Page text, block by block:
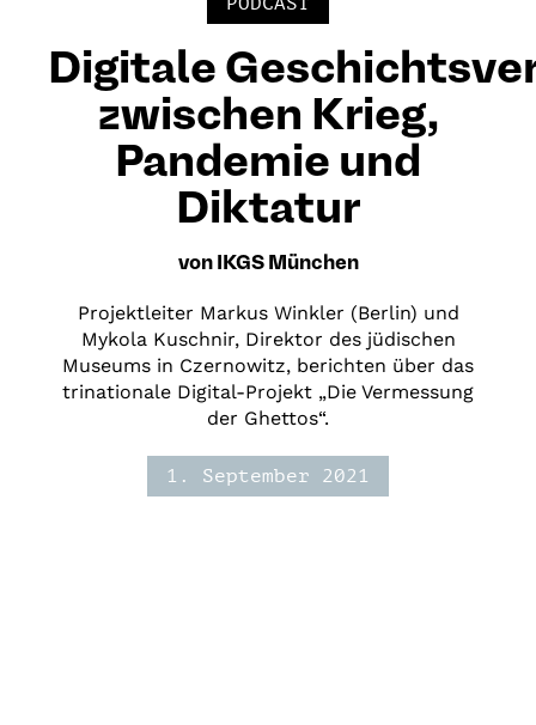
Digitale
zwischen Krieg,
Pandemie und
Diktatur
von IKGS München
Projektleiter Markus Winkler (Berlin) und
Mykola Kuschnir, Direktor des jüdischen
Museums in Czernowitz, berichten über das
trinationale Digital-Projekt „Die Vermessung
der Ghettos“.
1. September 2021